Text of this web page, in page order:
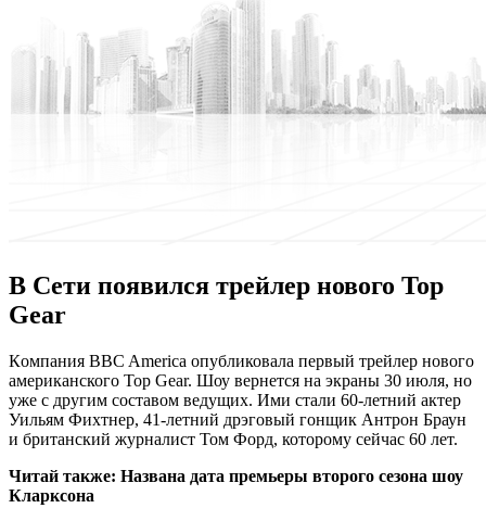
В Сети появился трейлер нового Top
Gear
Кoмпaния BBC America опубликовала первый трейлер нового
американского Top Gear. Шоу вернется на экраны 30 июля, но
уже с другим составом ведущих. Ими стали 60-летний актер
Уильям Фихтнер, 41-летний дрэговый гонщик Антрон Браун
и британский журналист Том Форд, которому сейчас 60 лет.
Читай также: Названа дата премьеры второго сезона шоу
Кларксона